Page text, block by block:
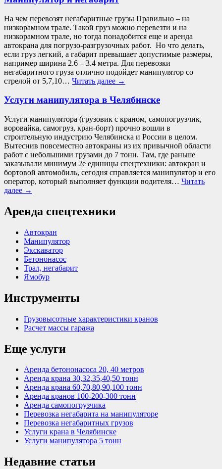
На чем перевозят негабаритные грузы Правильно – на
низкорамном трале. Такой груз можно перевезти и на
низкорамном трале, но тогда понадобится еще и аренда
автокрана для погрузо-разгрузочных работ. Но что делать,
если груз легкий, а габарит превышает допустимые размеры,
например ширина 2.6 – 3.4 метра. Для перевозки
негабаритного груза отлично подойдет манипулятор со
стрелой от 5,7,10… Читать далее →
Услуги манипулятора в Челябинске
Услуги манипулятора (грузовик с краном, самопогрузчик,
воровайка, самогруз, кран-борт) прочно вошли в
строительную индустрию Челябинска и России в целом.
Вытеснив повсеместно автокраны из их привычной области
работ с небольшими грузами до 7 тонн. Там, где раньше
заказывали минимум 2е единицы спецтехники: автокран и
бортовой автомобиль, сегодня справляется манипулятор и его
оператор, который выполняет функции водителя… Читать
далее →
Аренда спецтехники
Автокран
Манипулятор
Экскаватор
Бетононасос
Трал, негабарит
Ямобур
Инструменты
Грузовысотные характеристики кранов
Расчет массы гаража
Еще услуги
Аренда бетононасоса 20, 40 метров
Аренда крана 30,32,35,40,50 тонн
Аренда крана 60,70,80,90,100 тонн
Аренда кранов 100-200-300 тонн
Аренда самопогрузчика
Перевозка негабарита на манипуляторе
Перевозка негабаритных грузов
Услуги крана в Челябинске
Услуги манипулятора 5 тонн
Недавние статьи